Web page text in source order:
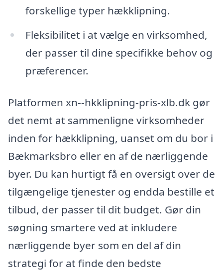
forskellige typer hækklipning.
Fleksibilitet i at vælge en virksomhed,
der passer til dine specifikke behov og
præferencer.
Platformen xn--hkklipning-pris-xlb.dk gør
det nemt at sammenligne virksomheder
inden for hækklipning, uanset om du bor i
Bækmarksbro eller en af de nærliggende
byer. Du kan hurtigt få en oversigt over de
tilgængelige tjenester og endda bestille et
tilbud, der passer til dit budget. Gør din
søgning smartere ved at inkludere
nærliggende byer som en del af din
strategi for at finde den bedste